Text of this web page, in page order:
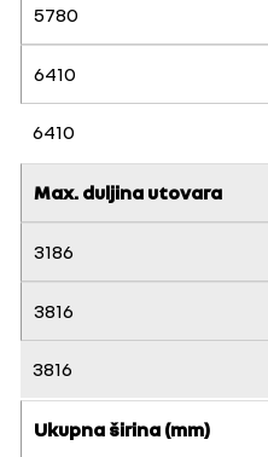
5780
6410
6410
Max. duljina utovara
3186
3816
3816
Ukupna širina (mm)